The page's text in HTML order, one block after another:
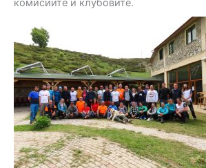
комисиите и клубовите.